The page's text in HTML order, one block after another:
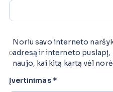
Noriu savo interneto
adresą ir interneto
naujo, kai kitą kartą vėl
Įvertinimas *